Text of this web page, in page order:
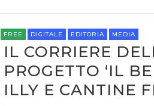
FREE DIGITALE EDITORIA MEDIA
IL CORRIERE
PROGETTO ‘IL
ILLY E CANTINE